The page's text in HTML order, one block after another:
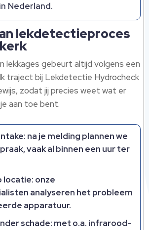
Nederland.​
lekdetectieproces
lekkages gebeurt altijd volgens een
traject bij Lekdetectie Hydrocheck
zodat jij precies weet wat er
aan toe bent.​
: na je melding plannen we
vaak al binnen een uur ter
locatie: onze
analyseren het probleem
apparatuur.​
schade: met o.​a.​ infrarood-